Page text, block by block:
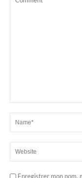
Enregistrer mon nom,